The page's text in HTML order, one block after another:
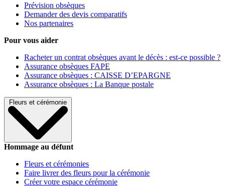
Prévision obsèques
Demander des devis comparatifs
Nos partenaires
Pour vous aider
Racheter un contrat obsèques avant le décès : est-ce possible ?
Assurance obsèques FAPE
Assurance obsèques : CAISSE D’EPARGNE
Assurance obsèques : La Banque postale
Fleurs et cérémonie
Hommage au défunt
Fleurs et cérémonies
Faire livrer des fleurs pour la cérémonie
Créer votre espace cérémonie